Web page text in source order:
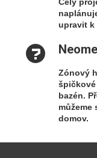
upravit k
Zónový
bazén.
můžeme
domov.